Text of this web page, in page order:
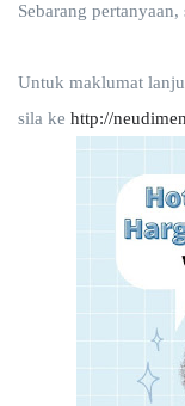
Sebarang
Untuk maklumat
sila ke http://